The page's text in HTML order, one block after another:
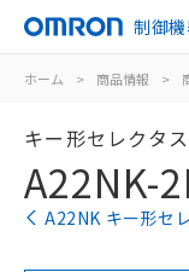
制御
ホーム > 商品情報 >
キー形セレクタ
A22NK-
A22NK キー形セ